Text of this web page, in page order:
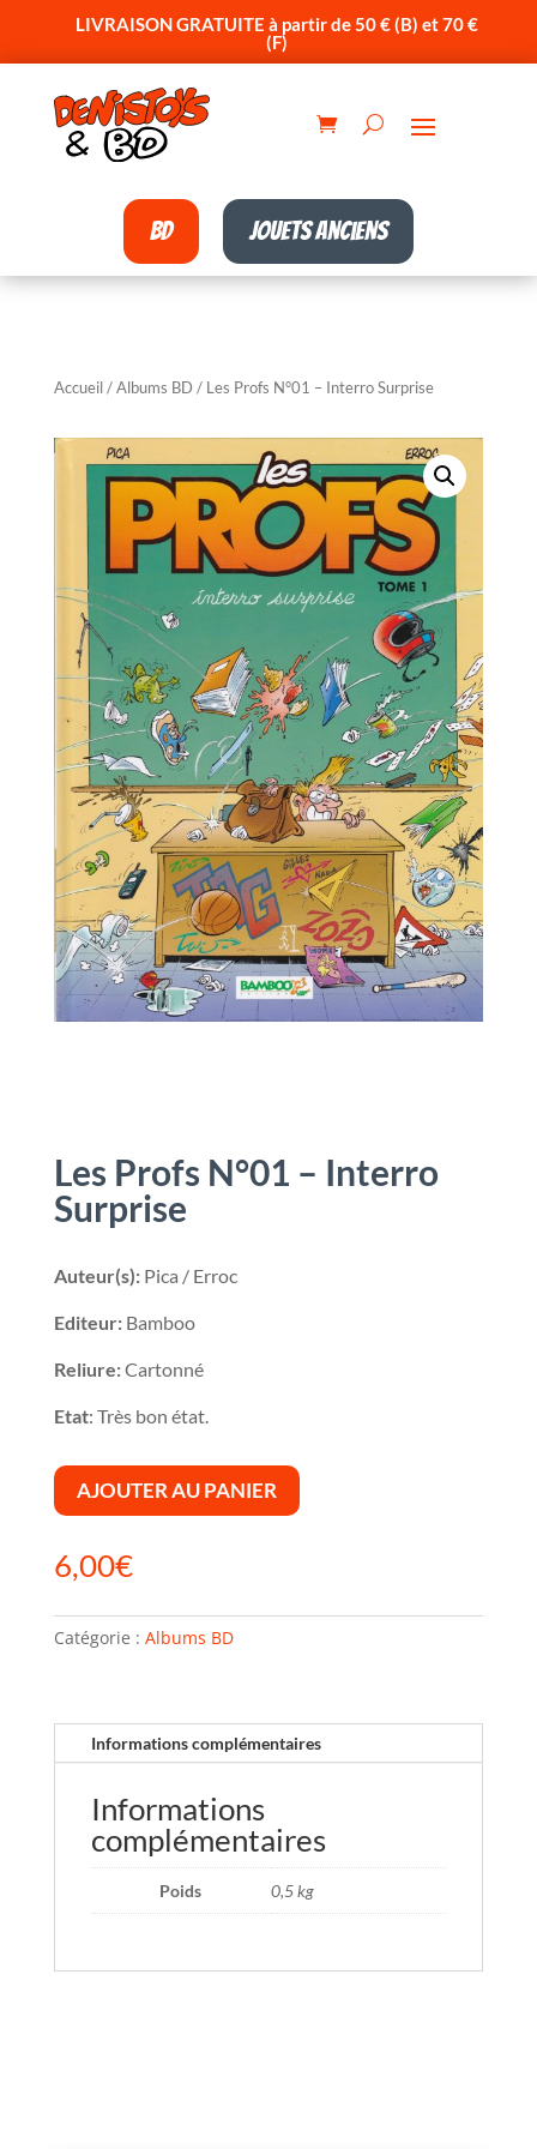
LIVRAISON GRATUITE à partir de 50 € (B) et 70 €
(F)
BD Jouets anciens
Accueil/Albums BD / Les Profs N°01 – Interro Surprise
Les Profs N°01 – Interro
Surprise
Auteur(s):Pica / Erroc
Editeur:Bamboo
Reliure:Cartonné
Etat: Très bon état.
AJOUTER AU PANIER
6,00€
Catégorie : Albums BD
Informations complémentaires
Informations
complémentaires
Poids 0,5 kg